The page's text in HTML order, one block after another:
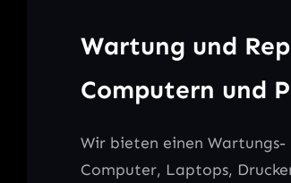
Wartung und
Computern und
Wir bieten einen
Computer, Laptops,